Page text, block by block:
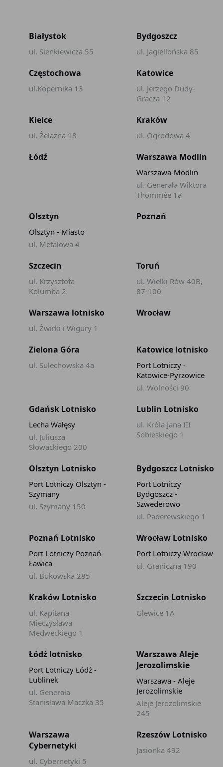
Białystok
ul. Sienkiewicza 55
Bydgoszcz
ul. Jagiellońska 85
Częstochowa
ul.Kopernika 13
Katowice
ul. Jerzego Dudy-
Gracza 12
Kielce
ul. Żelazna 18
Kraków
ul. Ogrodowa 4
Łódź Warszawa Modlin
Warszawa-Modlin
ul. Generała Wiktora
Thommée 1a
Olsztyn
Olsztyn - Miasto
ul. Metalowa 4
Poznań
Szczecin
ul. Krzysztofa
Kolumba 2
Toruń
ul. Wielki Rów 40B,
87-100
Warszawa lotnisko
ul. Żwirki i Wigury 1
Wrocław
Zielona Góra
ul. Sulechowska 4a
Katowice lotnisko
Port Lotniczy -
Katowice-Pyrzowice
ul. Wolności 90
Gdańsk Lotnisko
Lecha Wałęsy
ul. Juliusza
Słowackiego 200
Lublin Lotnisko
ul. Króla Jana III
Sobieskiego 1
Olsztyn Lotnisko
Port Lotniczy Olsztyn -
Szymany
ul. Szymany 150
Bydgoszcz Lotnisko
Port Lotniczy
Bydgoszcz -
Szwederowo
ul. Paderewskiego 1
Poznań Lotnisko
Port Lotniczy Poznań-
Ławica
ul. Bukowska 285
Wrocław Lotnisko
Port Lotniczy Wrocław
ul. Graniczna 190
Kraków Lotnisko
ul. Kapitana
Mieczysława
Medweckiego 1
Szczecin Lotnisko
Glewice 1A
Łódź lotnisko
Port Lotniczy Łódź -
Lublinek
ul. Generała
Stanisława Maczka 35
Warszawa Aleje
Jerozolimskie
Warszawa - Aleje
Jerozolimskie
Aleje Jerozolimskie
245
Warszawa
Cybernetyki
ul. Cybernetyki 5
Rzeszów Lotnisko
Jasionka 492